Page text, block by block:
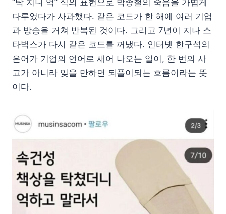
다루었다가 사과했다. 같은 코드가 한 해에 여러 기업
과 방송을 거쳐 반복된 것이다. 그리고 7년이 지나 스
타벅스가 다시 같은 코드를 꺼냈다. 인터넷 한구석의
은어가 기업의 언어로 새어 나오는 일이, 한 번의 사
고가 아니라 잊을 만하면 되풀이되는 흐름이라는 뜻
이다.